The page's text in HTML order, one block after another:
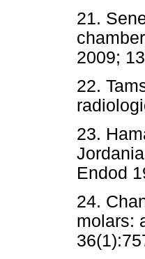
21.
2009;
22.
23.
Endod
24.
molars: